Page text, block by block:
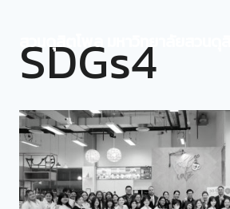
contentสวนดุสิตโพล มหาวิทยาลัยสวนดุสิต
SDGs4